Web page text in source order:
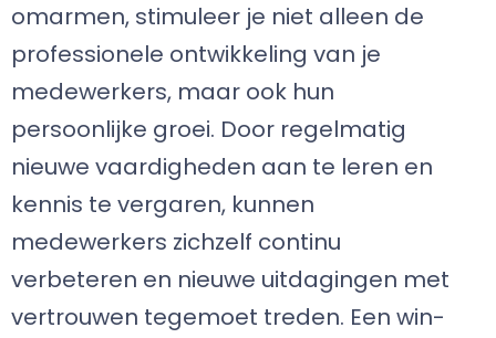
omarmen, stimuleer je niet alleen de
professionele ontwikkeling van je
medewerkers, maar ook hun
persoonlijke groei. Door regelmatig
nieuwe vaardigheden aan te leren en
kennis te vergaren, kunnen
medewerkers zichzelf continu
verbeteren en nieuwe uitdagingen met
vertrouwen tegemoet treden. Een win-